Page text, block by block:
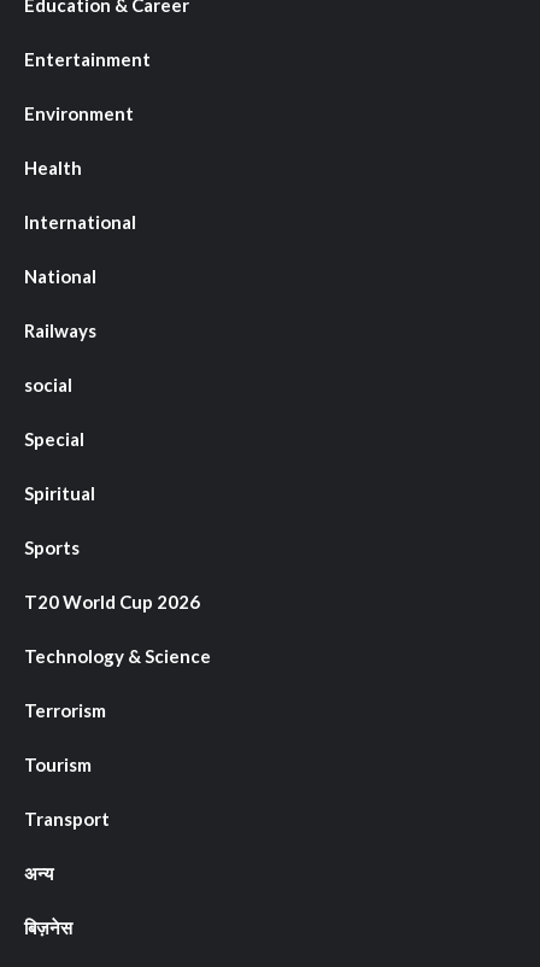
Entertainment
Environment
Health
International
National
Railways
social
Special
Spiritual
Sports
T20 World Cup 2026
Technology & Science
Terrorism
Tourism
Transport
अन्य
बिज़नेस